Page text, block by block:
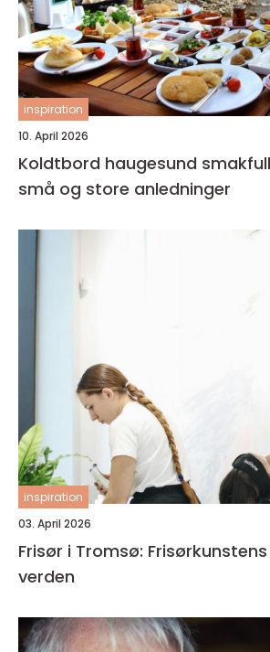
inspiration
10. April 2026
Koldtbord haugesund smakfulle løsninger for
små og store anledninger
inspiration
03. April 2026
Frisør i Tromsø:
verden